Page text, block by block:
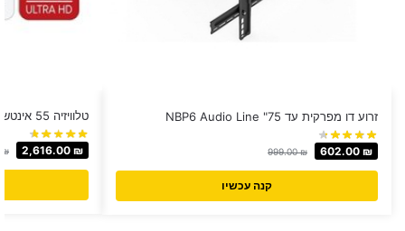
זרוע דו מפרקית עד 75" NBP6 Audio Line
999.00₪ 602.00 ₪
קנה עכשיו
טלוויזיה 55 אינטש FujiCom 4K דגם FJ55U7
₪ 2,616.00 ₪